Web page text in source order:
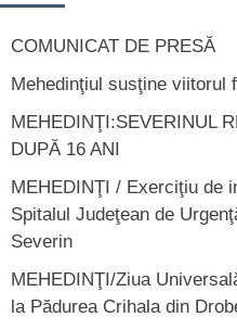
COMUNICAT DE PRESĂ
Mehedinţiul susţine viitorul
MEHEDINŢI:SEVERINUL
DUPĂ 16 ANI
MEHEDINŢI / Exerciţiu de
Spitalul Judeţean de
Severin
MEHEDINŢI/Ziua
la Pădurea Crihala din